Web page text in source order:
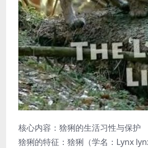
核心内容：猞猁的生活习性与保护
猞猁的特征：猞猁（学名：Lynx